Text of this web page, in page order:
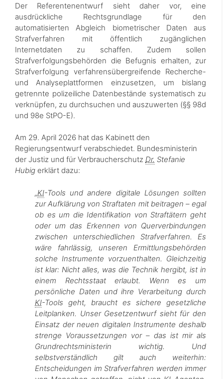
Der Referentenentwurf sieht daher vor, eine
ausdrückliche Rechtsgrundlage für den
automatisierten Abgleich biometrischer Daten aus
Strafverfahren mit öffentlich zugänglichen
Internetdaten zu schaffen. Zudem sollen
Strafverfolgungsbehörden die Befugnis erhalten, zur
Strafverfolgung verfahrensübergreifende Recherche-
und Analyseplattformen einzusetzen, um bislang
getrennte polizeiliche Datenbestände systematisch zu
verknüpfen, zu durchsuchen und auszuwerten (§§ 98d
und 98e StPO-E).
Am 29. April 2026 hat das Kabinett den
Regierungsentwurf verabschiedet. Bundesministerin
der Justiz und für Verbraucherschutz Dr. Stefanie
Hubig erklärt dazu:
„KI-Tools und andere digitale Lösungen sollten
zur Aufklärung von Straftaten mit beitragen – egal
ob es um die Identifikation von Straftätern geht
oder um das Erkennen von Querverbindungen
zwischen unterschiedlichen Strafverfahren. Es
wäre fahrlässig, unseren Ermittlungsbehörden
solche Instrumente vorzuenthalten. Gleichzeitig
ist klar: Nicht alles, was die Technik hergibt, ist in
einem Rechtsstaat erlaubt. Wenn es um
persönliche Daten und ihre Verarbeitung durch
KI-Tools geht, braucht es sichere gesetzliche
Leitplanken. Unser Gesetzentwurf sieht für den
Einsatz der neuen digitalen Instrumente deshalb
strenge Voraussetzungen vor – das ist mir als
Grundrechtsministerin wichtig. Und
selbstverständlich gilt auch weiterhin:
Entscheidungen im Strafverfahren werden immer